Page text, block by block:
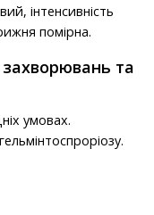
інтенсивність
помірна.
захворювань та
умовах.